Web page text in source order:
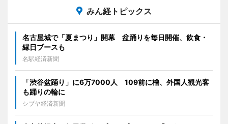
みん経トピックス
名古屋城で「夏まつり」開幕 盆踊りを毎日開催、飲食・
縁日ブースも
名駅経済新聞
「渋谷盆踊り」に6万7000人 109前に櫓、外国人観光客
も踊りの輪に
シブヤ経済新聞